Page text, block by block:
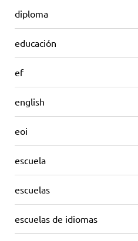
diploma
educación
ef
english
eoi
escuela
escuelas
escuelas de idiomas